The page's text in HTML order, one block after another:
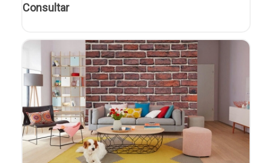
Consultar